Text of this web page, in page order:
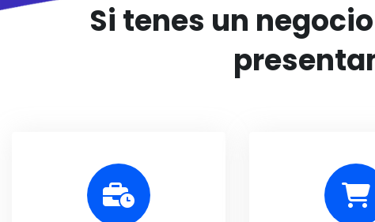
Si tenes un